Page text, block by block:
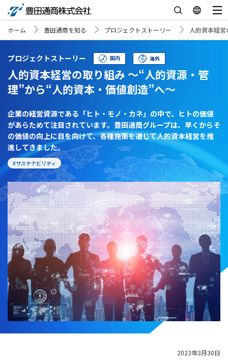
ホーム 豊田通商を知る プロジェクトストーリー 人的資本経
プロジェクトストーリー 国内 海外
人的資本経営の取り組み ～“人的資源・管
理”から“人的資本・価値創造”へ～
企業の経営資源である「ヒト・モノ・カネ」の中で、ヒトの価値
があらためて注目されています。豊田通商グループは、早くからそ
の価値の向上に目を向けて、各種施策を通じて人的資本経営を推
進してきました。
#サステナビリティ
2023年3月30日